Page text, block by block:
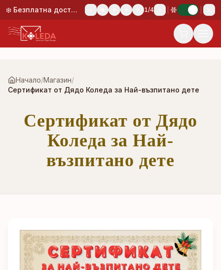
Към основното съдържание
❄️ Безплатна доставка при поръчка над 50,00 €! 1/4
Начало/Магазин/
Сертификат от Дядо Коледа за Най-възпитано дете
Сертификат от Дядо
Коледа за Най-
възпитано дете